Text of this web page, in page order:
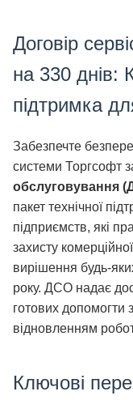
Договір
на 330 днів:
підтримка
Забезпечте
системи Торгсофт
обслуговування
пакет технічної
підприємств, які
захисту
вирішення будь-
року. ДСО надає
готових допомогти
відновленням
Ключові